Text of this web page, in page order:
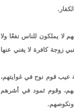
لا يملكون للناس نفعًا ولا
زوجة كافرة لا يغني عنها
عيب قوم نوح في غوايتهم،
وقوم ثمود في أشرهم
ونكوصهم.